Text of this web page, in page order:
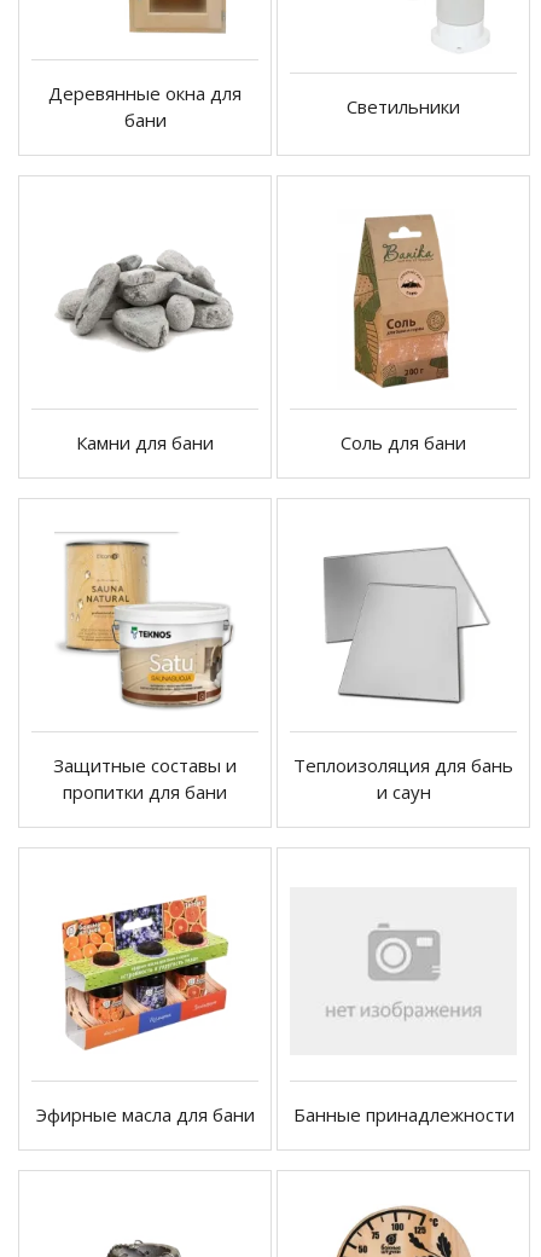
Деревянные окна для
бани
Светильники
Камни для бани Соль для бани
Защитные составы и
пропитки для бани
Теплоизоляция для бань
и саун
Эфирные масла для бани Банные принадлежности